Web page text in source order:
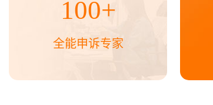
100+
全能申诉专家